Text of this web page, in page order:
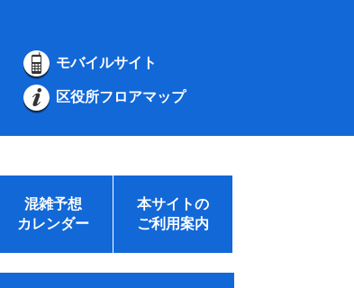
モバイルサイト
区役所フロアマップ
混雑予想
カレンダー
本サイトの
ご利用案内